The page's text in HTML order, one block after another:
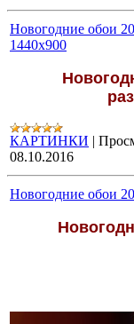
Новогодние обои
1440х900
КАРТИНКИ |
08.10.2016
Новогодние обои